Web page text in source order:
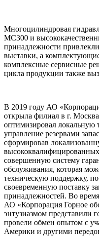
Многоцилиндровая
MC300 и
принадлежности
выставки, а
комплексные сервисные
цикла продукции также
В 2019 году АО
открыла филиал в г.
оптимизировал локальную
управление резервами
сформировав
совершенную систему
обслуживания, которая
техническую поддержку,
своевременную поставку
принадлежностей. Во
АО «Корпорация Горное
энтузиазмом представили
провели обмен опытом с
Америки и другими